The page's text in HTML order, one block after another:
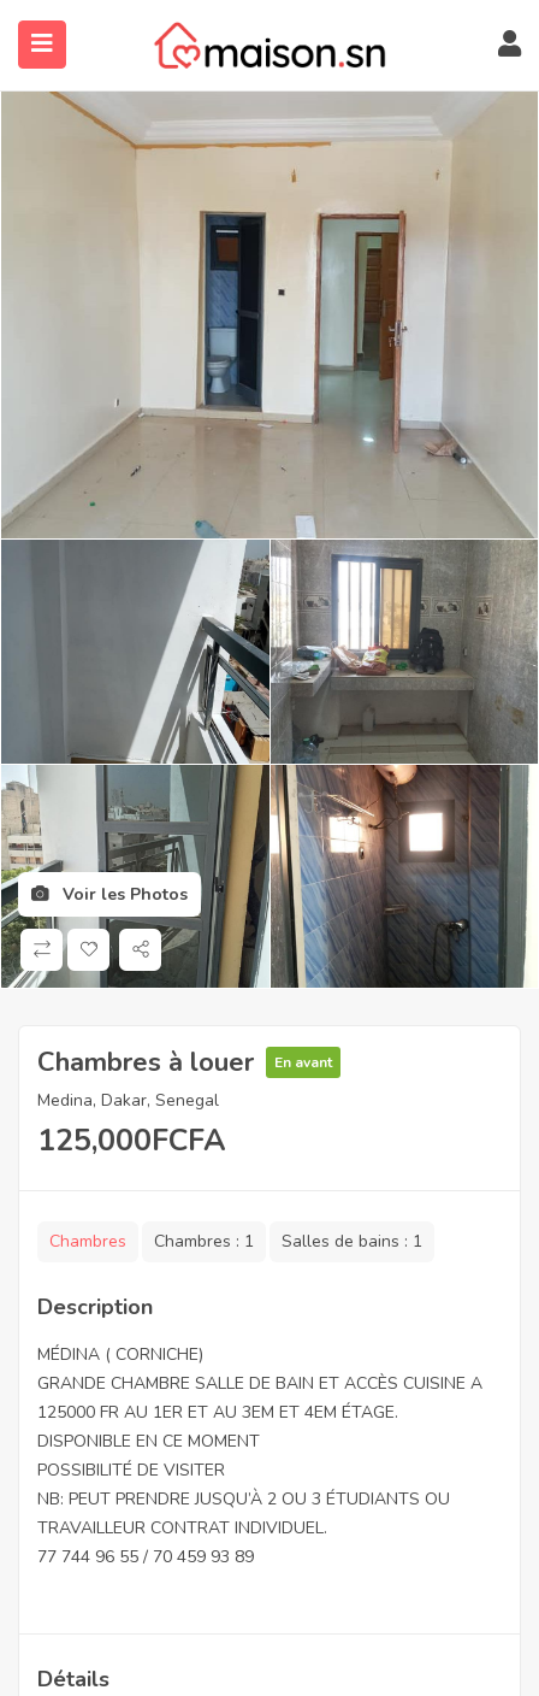
Voir les Photos
Chambres à louer En avant
Medina, Dakar, Senegal
125,000FCFA
Chambres Chambres : 1 Salles de bains : 1
Description
MÉDINA ( CORNICHE)
GRANDE CHAMBRE SALLE DE BAIN ET ACCÈS CUISINE A
125000 FR AU 1ER ET AU 3EM ET 4EM ÉTAGE.
DISPONIBLE EN CE MOMENT
POSSIBILITÉ DE VISITER
NB: PEUT PRENDRE JUSQU’À 2 OU 3 ÉTUDIANTS OU
TRAVAILLEUR CONTRAT INDIVIDUEL.
77 744 96 55 / 70 459 93 89
Détails